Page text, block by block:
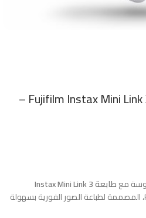
طابعة الصور المحمولة Fujifilm Instax Mini Link 3 –
مع
طابعة Instax Mini Link 3
من Fujifilm، المصممة لطباعة الصور الفورية بسهولة